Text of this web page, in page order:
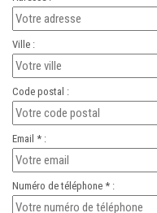
Ville :
Code postal :
Email * :
Numéro de téléphone * :